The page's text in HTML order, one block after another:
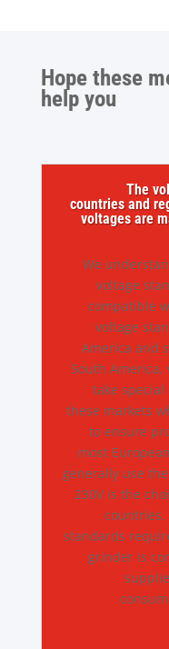
Hope these
help you
The
countries and
voltages are
We
voltage
compatible
voltage
America and
South
take
these markets
to ensure
most
generally use
230V is the
countries.
standards
grinder is